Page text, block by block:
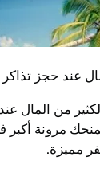
عند حجز
الكثير من
مرونة
مميزة.